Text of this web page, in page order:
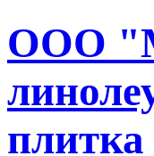
ООО
плитка